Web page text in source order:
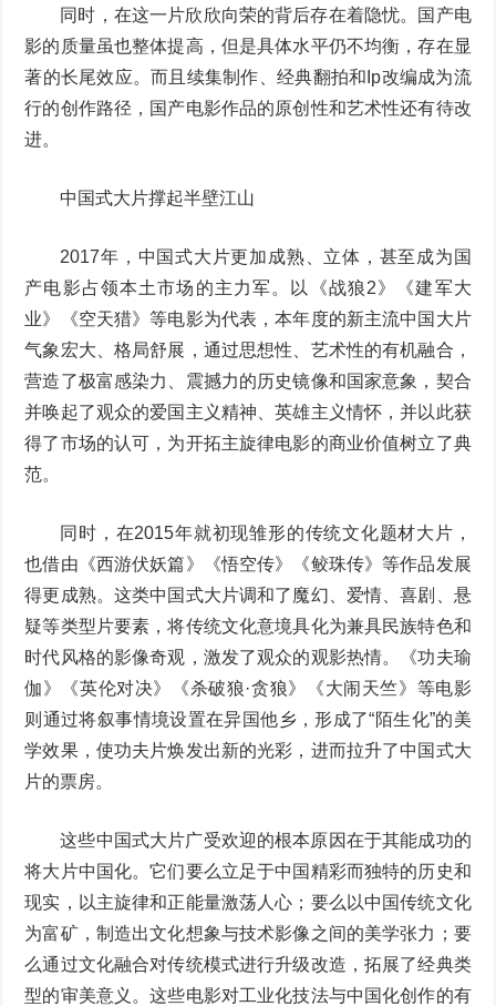
同时，在这一片欣欣向荣的背后存在着隐忧。国产电
影的质量虽也整体提高，但是具体水平仍不均衡，存在显
著的长尾效应。而且续集制作、经典翻拍和Ip改编成为流
行的创作路径，国产电影作品的原创性和艺术性还有待改
进。
中国式大片撑起半壁江山
2017年，中国式大片更加成熟、立体，甚至成为国
产电影占领本土市场的主力军。以《战狼2》《建军大
业》《空天猎》等电影为代表，本年度的新主流中国大片
气象宏大、格局舒展，通过思想性、艺术性的有机融合，
营造了极富感染力、震撼力的历史镜像和国家意象，契合
并唤起了观众的爱国主义精神、英雄主义情怀，并以此获
得了市场的认可，为开拓主旋律电影的商业价值树立了典
范。
同时，在2015年就初现雏形的传统文化题材大片，
也借由《西游伏妖篇》《悟空传》《鲛珠传》等作品发展
得更成熟。这类中国式大片调和了魔幻、爱情、喜剧、悬
疑等类型片要素，将传统文化意境具化为兼具民族特色和
时代风格的影像奇观，激发了观众的观影热情。《功夫瑜
伽》《英伦对决》《杀破狼·贪狼》《大闹天竺》等电影
则通过将叙事情境设置在异国他乡，形成了“陌生化”的美
学效果，使功夫片焕发出新的光彩，进而拉升了中国式大
片的票房。
这些中国式大片广受欢迎的根本原因在于其能成功的
将大片中国化。它们要么立足于中国精彩而独特的历史和
现实，以主旋律和正能量激荡人心；要么以中国传统文化
为富矿，制造出文化想象与技术影像之间的美学张力；要
么通过文化融合对传统模式进行升级改造，拓展了经典类
型的审美意义。这些电影对工业化技法与中国化创作的有